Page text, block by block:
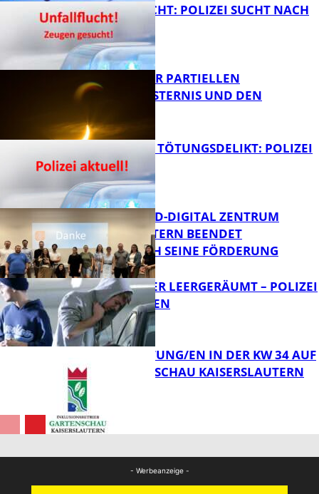
UNFALLFLUCHT: POLIZEI SUCHT NACH
ZEUGEN
VORTRAG ZUR PARTIELLEN
SONNENFINSTERNIS UND DEN
PERSEIDEN
FB News
VERSUCHTES TÖTUNGSDELIKT: POLIZEI
ERMITTELT
FB News
MITTELSTAND-DIGITAL ZENTRUM
KAISERSLAUTERN BEENDET
ERFOLGREICH SEINE FÖRDERUNG
TRANSPORTER LEERGERÄUMT – POLIZEI
SUCHT ZEUGEN
VERANSTALTUNG/EN IN DER KW 34 AUF
DER GARTENSCHAU KAISERSLAUTERN
- Werbeanzeige -